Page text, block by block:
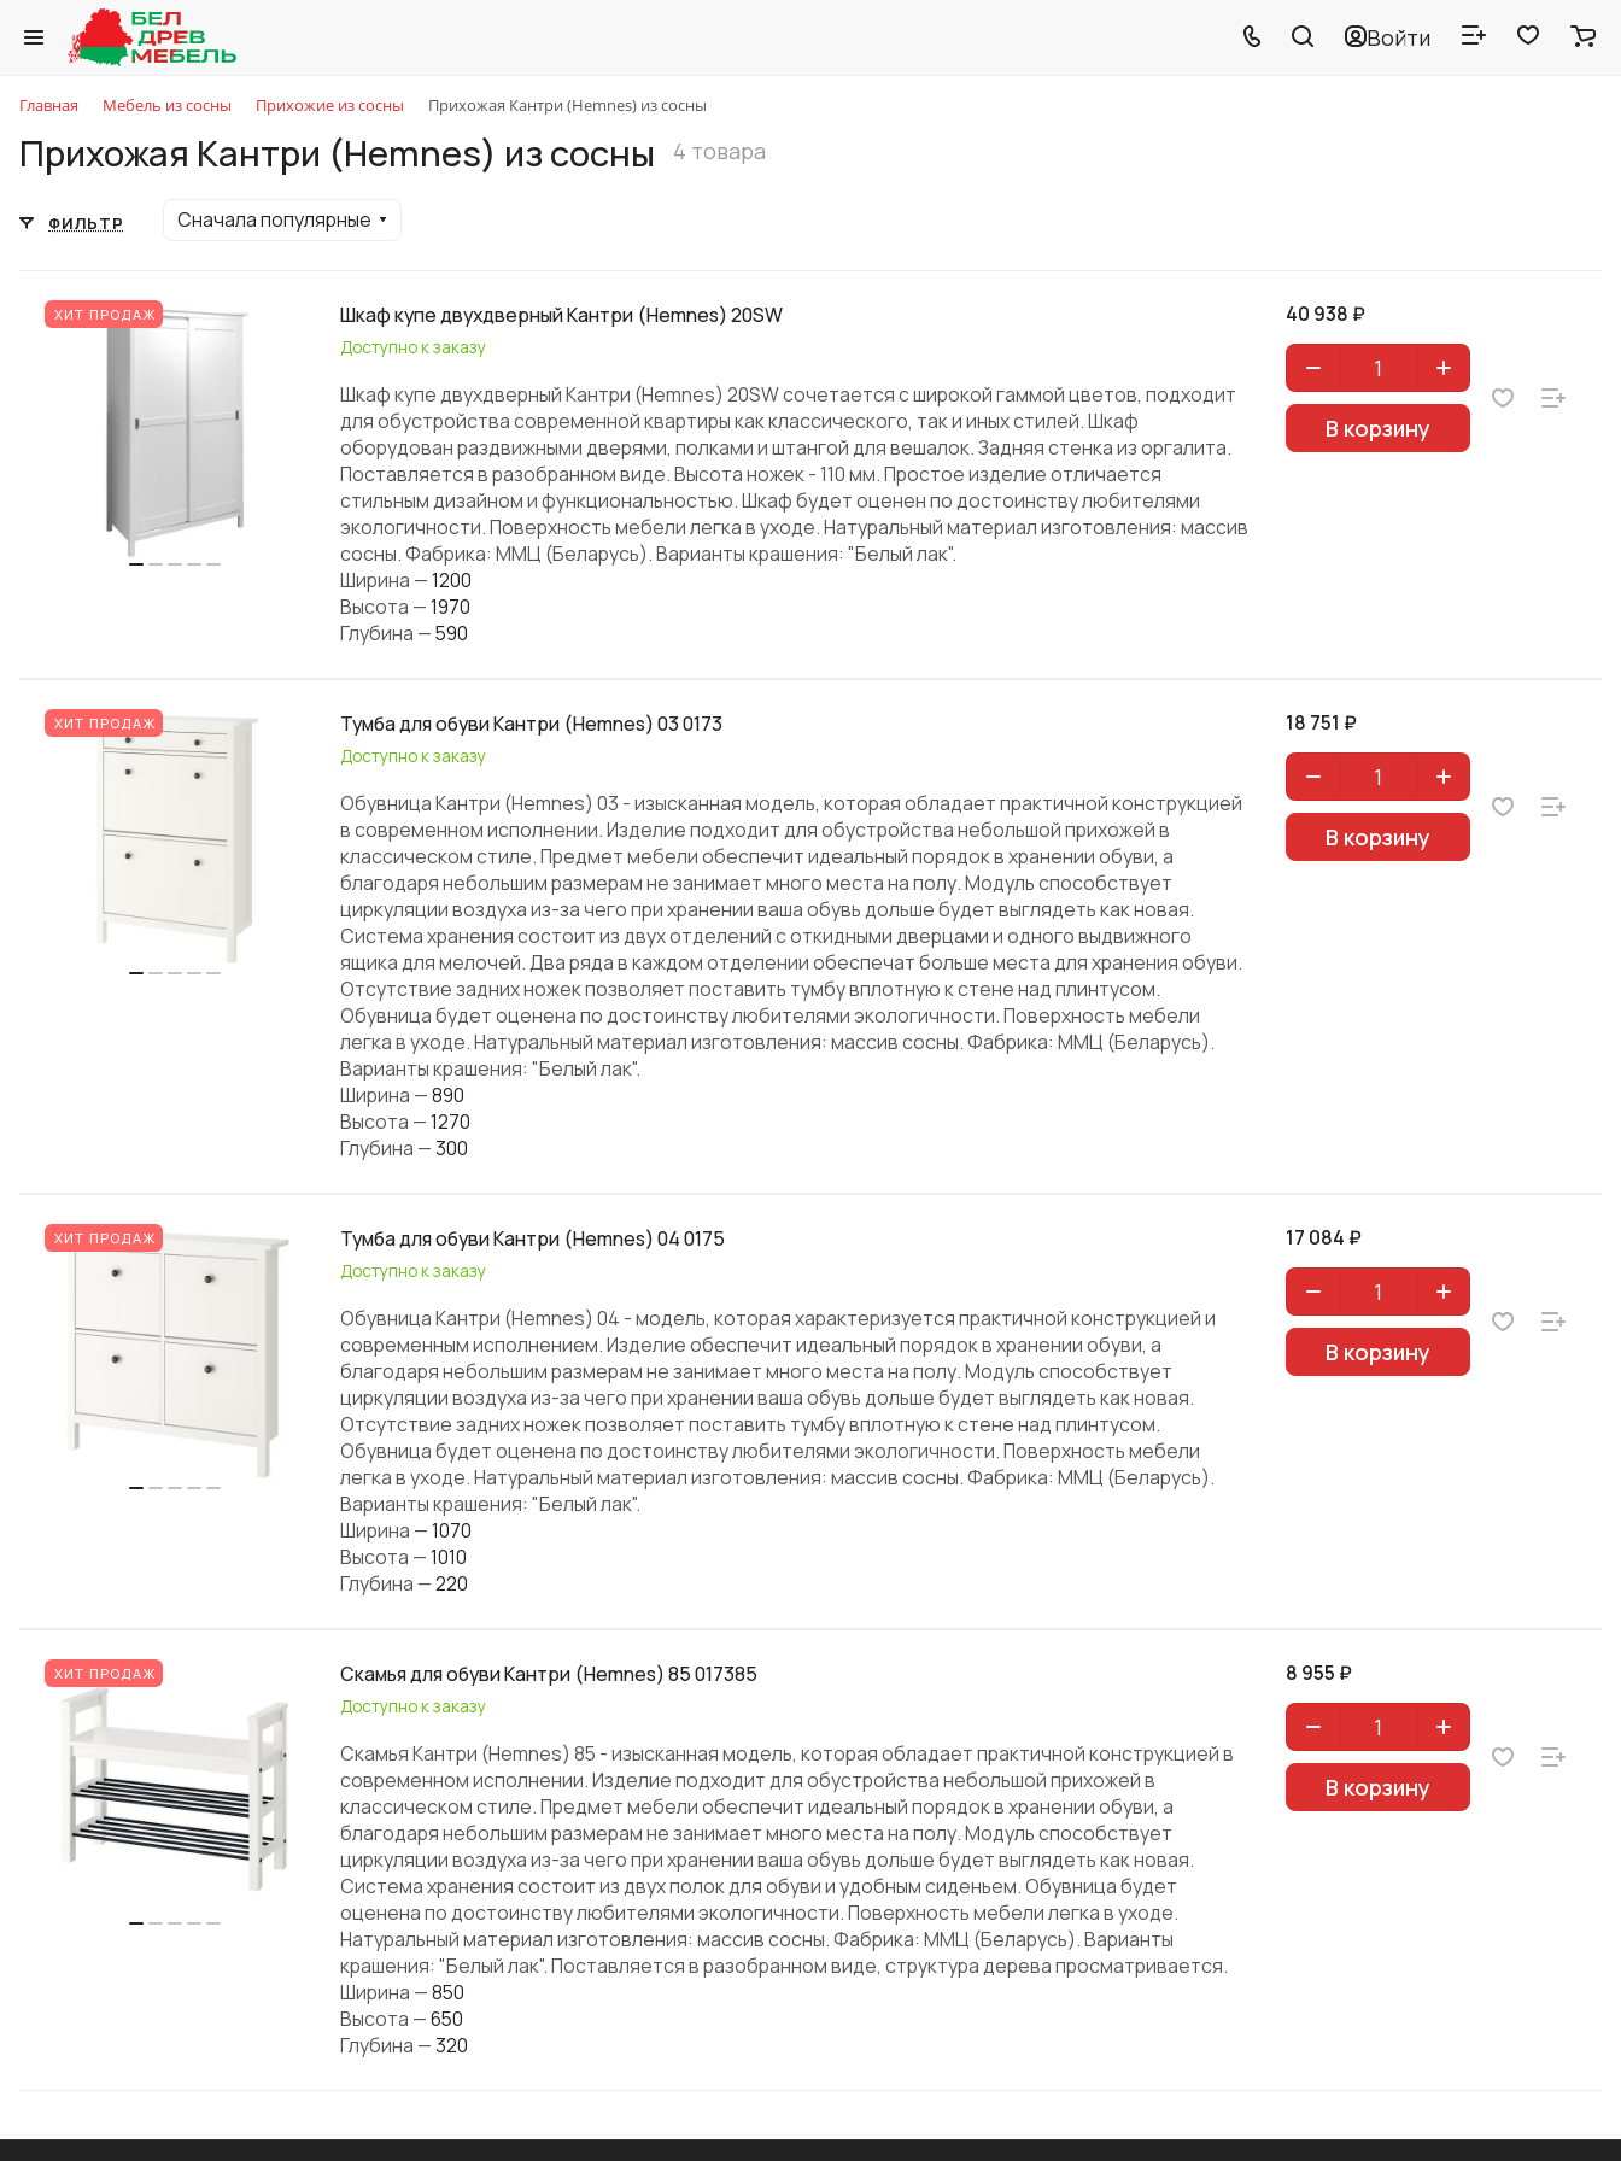
Войти
Главная Мебель из сосны Прихожие из сосны Прихожая Кантри (Hemnes) из сосны
Прихожая Кантри (Hemnes) из сосны 4 товара
ФИЛЬТР Сначала популярные
ХИТ ПРОДАЖ Шкаф купе двухдверный Кантри (Hemnes) 20SW
Доступно к заказу
Шкаф купе двухдверный Кантри (Hemnes) 20SW сочетается с широкой гаммой цветов, подходит
для обустройства современной квартиры как классического, так и иных стилей. Шкаф
оборудован раздвижными дверями, полками и штангой для вешалок. Задняя стенка из оргалита.
Поставляется в разобранном виде. Высота ножек - 110 мм. Простое изделие отличается
стильным дизайном и функциональностью. Шкаф будет оценен по достоинству любителями
экологичности. Поверхность мебели легка в уходе. Натуральный материал изготовления: массив
сосны. Фабрика: ММЦ (Беларусь). Варианты крашения: "Белый лак".
Ширина —1200
Высота —1970
Глубина —590
40 938 ₽
В корзину
ХИТ ПРОДАЖ Тумба для обуви Кантри (Hemnes) 03 0173
Доступно к заказу
Обувница Кантри (Hemnes) 03 - изысканная модель, которая обладает практичной конструкцией
в современном исполнении. Изделие подходит для обустройства небольшой прихожей в
классическом стиле. Предмет мебели обеспечит идеальный порядок в хранении обуви, а
благодаря небольшим размерам не занимает много места на полу. Модуль способствует
циркуляции воздуха из-за чего при хранении ваша обувь дольше будет выглядеть как новая.
Система хранения состоит из двух отделений с откидными дверцами и одного выдвижного
ящика для мелочей. Два ряда в каждом отделении обеспечат больше места для хранения обуви.
Отсутствие задних ножек позволяет поставить тумбу вплотную к стене над плинтусом.
Обувница будет оценена по достоинству любителями экологичности. Поверхность мебели
легка в уходе. Натуральный материал изготовления: массив сосны. Фабрика: ММЦ (Беларусь).
Варианты крашения: "Белый лак".
Ширина —890
Высота —1270
Глубина —300
18 751 ₽
В корзину
ХИТ ПРОДАЖ Тумба для обуви Кантри (Hemnes) 04 0175
Доступно к заказу
Обувница Кантри (Hemnes) 04 - модель, которая характеризуется практичной конструкцией и
современным исполнением. Изделие обеспечит идеальный порядок в хранении обуви, а
благодаря небольшим размерам не занимает много места на полу. Модуль способствует
циркуляции воздуха из-за чего при хранении ваша обувь дольше будет выглядеть как новая.
Отсутствие задних ножек позволяет поставить тумбу вплотную к стене над плинтусом.
Обувница будет оценена по достоинству любителями экологичности. Поверхность мебели
легка в уходе. Натуральный материал изготовления: массив сосны. Фабрика: ММЦ (Беларусь).
Варианты крашения: "Белый лак".
Ширина —1070
Высота —1010
Глубина —220
17 084 ₽
В корзину
ХИТ ПРОДАЖ Скамья для обуви Кантри (Hemnes) 85 017385
Доступно к заказу
Скамья Кантри (Hemnes) 85 - изысканная модель, которая обладает практичной конструкцией в
современном исполнении. Изделие подходит для обустройства небольшой прихожей в
классическом стиле. Предмет мебели обеспечит идеальный порядок в хранении обуви, а
благодаря небольшим размерам не занимает много места на полу. Модуль способствует
циркуляции воздуха из-за чего при хранении ваша обувь дольше будет выглядеть как новая.
Система хранения состоит из двух полок для обуви и удобным сиденьем. Обувница будет
оценена по достоинству любителями экологичности. Поверхность мебели легка в уходе.
Натуральный материал изготовления: массив сосны. Фабрика: ММЦ (Беларусь). Варианты
крашения: "Белый лак". Поставляется в разобранном виде, структура дерева просматривается.
Ширина —850
Высота —650
Глубина —320
8 955 ₽
В корзину